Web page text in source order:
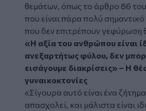
θεμάτων, όπως το άρθρο 86
που είναι πάρα πολύ σημαντικό
που δεν επιτρέπουν γεφύρωση
«Η αξία του ανθρώπου είναι
ανεξαρτήτως φύλου, δεν
εισάγουμε διακρίσεις» – Η
γυναικοκτονίες
«Σίγουρα αυτό είναι ένα
απασχολεί, και μάλιστα είναι